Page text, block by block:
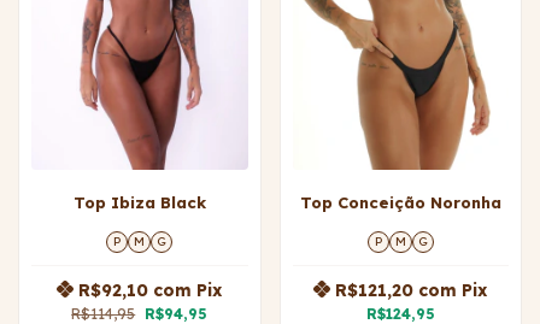
Top Ibiza Black
P M G
R$114,95 R$94,95
R$92,10 com Pix
Top Conceição Noronha
P M G
R$124,95
R$121,20 com Pix